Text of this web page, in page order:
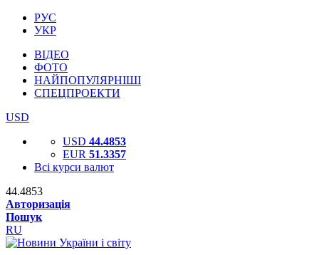
РУС
УКР
ВІДЕО
ФОТО
НАЙПОПУЛЯРНІШІ
СПЕЦПРОЕКТИ
USD
USD 44.4853
EUR 51.3357
Всі курси валют
44.4853
Авторизація
Пошук
RU